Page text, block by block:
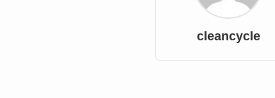
cleancycle